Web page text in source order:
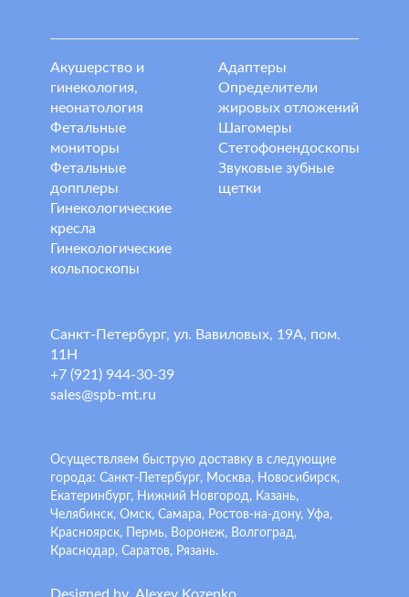
Акушерство и
гинекология,
неонатология
Фетальные
мониторы
Фетальные
допплеры
Гинекологические
кресла
Гинекологические
кольпоскопы
Адаптеры
Определители
жировых отложений
Шагомеры
Стетофонендоскопы
Звуковые зубные
щетки
Санкт-Петербург, ул. Вавиловых, 19А, пом.
11Н
+7 (921) 944-30-39
sales@spb-mt.ru
Осуществляем быструю доставку в следующие
города: Санкт-Петербург, Москва, Новосибирск,
Екатеринбург, Нижний Новгород, Казань,
Челябинск, Омск, Самара, Ростов-на-дону, Уфа,
Красноярск, Пермь, Воронеж, Волгоград,
Краснодар, Саратов, Рязань.